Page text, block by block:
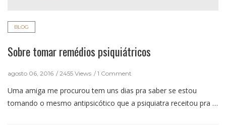
BLOG
Sobre tomar remédios psiquiátricos
agosto 06, 2016 2455 Views 1 Comment
Uma amiga me procurou tem uns dias pra saber se estou
tomando o mesmo antipsicótico que a psiquiatra receitou pra …